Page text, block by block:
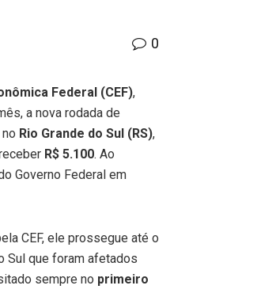
0
Federal (CEF),
a nova rodada de
Rio Grande do Sul (RS),
R$ 5.100. Ao
Governo Federal em
CEF, ele prossegue até o
Sul que foram afetados
sempre no primeiro